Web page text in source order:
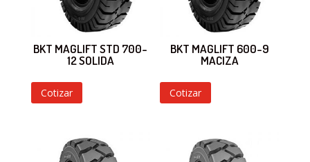
BKT MAGLIFT STD 700-
12 SOLIDA
Cotizar
BKT MAGLIFT 600-9
MACIZA
Cotizar